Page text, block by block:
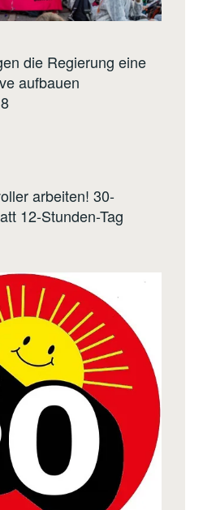
die Regierung eine
aufbauen
arbeiten! 30-
12-Stunden-Tag